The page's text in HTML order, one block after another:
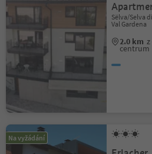
Sëlva/Selva
Val Gardena
2.0 km
centrum
Na vyžádání